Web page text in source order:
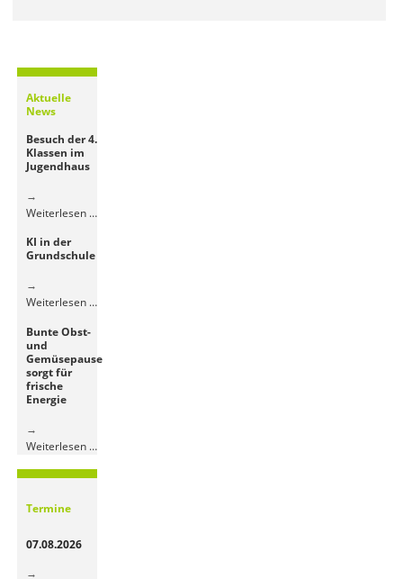
Aktuelle
News
Besuch der 4.
Klassen im
Jugendhaus
Weiterlesen …Besuch
KI in der
Grundschule
Weiterlesen …KI
Bunte Obst-
und
Gemüsepause
sorgt für
frische
Energie
Weiterlesen …Bunte
und
Termine
07.08.2026